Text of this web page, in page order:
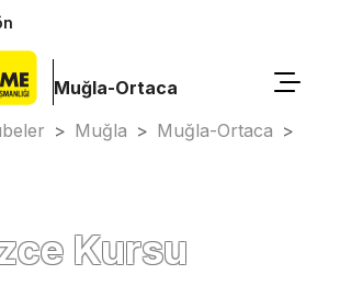
Muğla-Ortaca
> Muğla > Muğla-Ortaca >
Kursu